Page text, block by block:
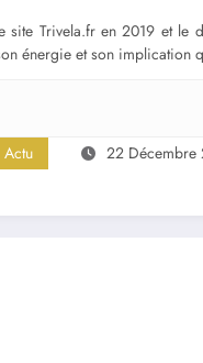
site Trivela.fr en 2019 et le
énergie et son
Actu 22 Décembre